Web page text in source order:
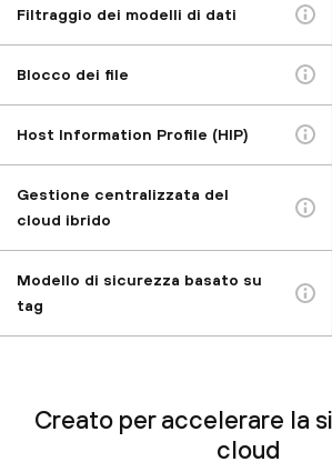
Filtraggio dei modelli di dati
Blocco dei file
Host Information Profile (HIP)
Gestione centralizzata del
cloud ibrido
Modello di sicurezza basato su
tag
Creato per accelerare la
cloud